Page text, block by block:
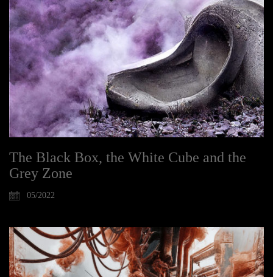
The Black Box, the White Cube and the
Grey Zone
05/2022